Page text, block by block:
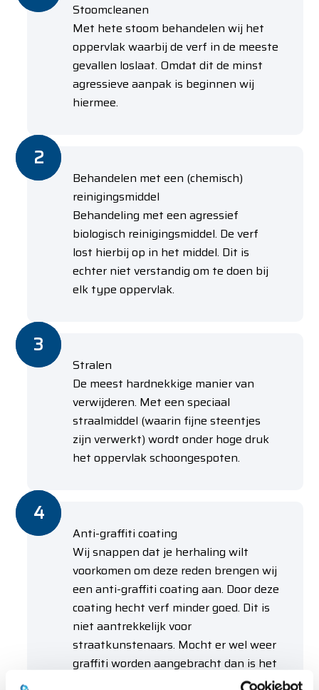
Stoomcleanen
Met hete stoom behandelen wij het
oppervlak waarbij de verf in de meeste
gevallen loslaat. Omdat dit de minst
agressieve aanpak is beginnen wij
hiermee.
Behandelen met een (chemisch)
reinigingsmiddel
Behandeling met een agressief
biologisch reinigingsmiddel. De verf
lost hierbij op in het middel. Dit is
echter niet verstandig om te doen bij
elk type oppervlak.
Stralen
De meest hardnekkige manier van
verwijderen. Met een speciaal
straalmiddel (waarin fijne steentjes
zijn verwerkt) wordt onder hoge druk
het oppervlak schoongespoten.
Anti-graffiti coating
Wij snappen dat je herhaling wilt
voorkomen om deze reden brengen wij
een anti-graffiti coating aan. Door deze
coating hecht verf minder goed. Dit is
niet aantrekkelijk voor
straatkunstenaars. Mocht er wel weer
graffiti worden aangebracht dan is het